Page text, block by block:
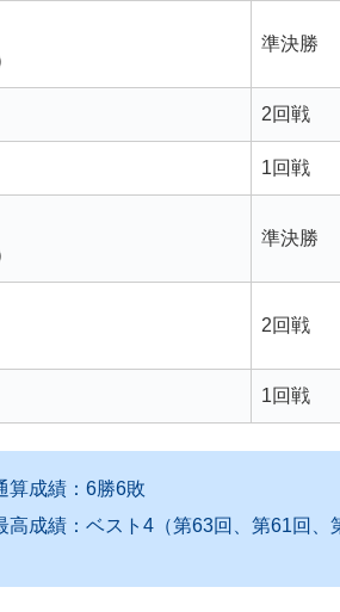
準決勝
2回戦
1回戦
準決勝
2回戦
1回戦
算成績：6勝6敗
高成績：ベスト4（第63回、第61回、